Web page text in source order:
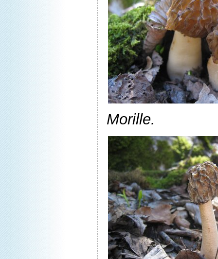
Morille.